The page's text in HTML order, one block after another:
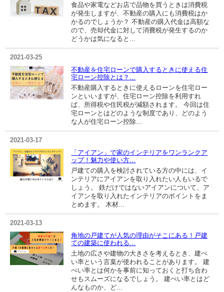
食品や家電などお店で品物を買うときは消費税
が発生しますが、不動産の購入にも消費税はか
かるのでしょうか？ 不動産の購入代金は高額な
ので、売却代金に対して消費税が発生するのか
どうかは気になると...
2021-03-25
不動産を住宅ローンで購入するときに使える住
宅ローン控除とは？...
不動産購入するときに使えるローンを住宅ロー
ンといいますが、住宅ローン控除を利用すれ
ば、所得税や住民税が減額されます。 今回は住
宅ローンとはどのような制度であり、どのよう
な人が住宅ローン控除...
2021-03-17
「アイアン」で家のインテリアをワンランクア
ップ！魅力や使い方...
戸建ての購入を検討されている方の中には、イ
ンテリアにアイアンを取り入れたい人もいるで
しょう。 鉄だけではないアイアンについて、ア
イアンを取り入れたインテリアのポイントをま
とめます。 木材...
2021-03-13
角地の戸建てが人気の理由がそこにある！戸建
ての建築に使われる...
土地の広さや建物の大きさを考えるとき、建ぺ
い率という言葉が使われることがあります。 建
ぺい率とは何かを事前に知っておくと打ち合わ
せもスムーズになるでしょう。 建ぺい率とはど
んなものか、ど...